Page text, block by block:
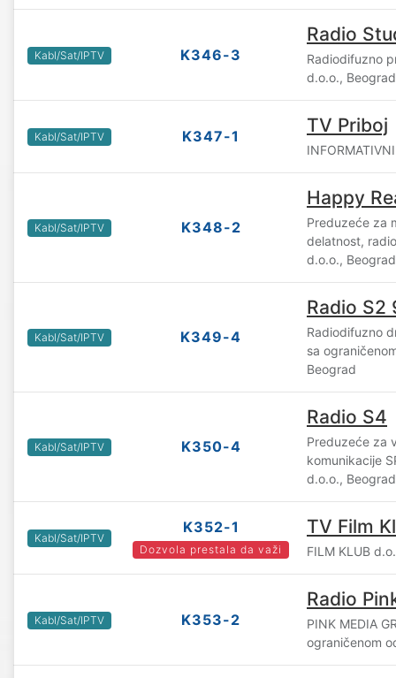
Kabl/Sat/IPTV K346-3
Radio
Radiodifuzno
d.o.o., Beograd
Kabl/Sat/IPTV K347-1 TV Priboj
Kabl/Sat/IPTV K348-2
Happy
Preduzeće za
delatnost,
d.o.o., Beograd
Kabl/Sat/IPTV K349-4
Radio S2
Radiodifuzno
sa
Beograd
Kabl/Sat/IPTV K350-4
Radio S4
Preduzeće za
komunikacije
d.o.o., Beograd
Kabl/Sat/IPTV
K352-1
Dozvola prestala da važi
TV Film
FILM KLUB
Kabl/Sat/IPTV K353-2
Radio
PINK MEDIA
ograničenom